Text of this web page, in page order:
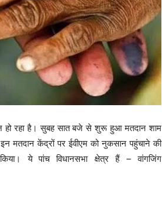
हो रहा है। सुबह सात बजे से शुरू हुआ मतदान शाम
मतदान केंद्रों पर ईवीएम को नुकसान पहुंचाने की
ये पांच विधानसभा क्षेत्र हैं – वांगजिंग